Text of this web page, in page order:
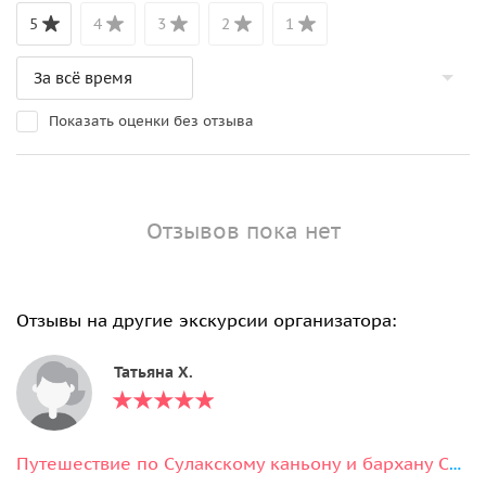
5 4 3 2 1
Показать оценки без отзыва
Отзывов пока нет
Отзывы на другие экскурсии организатора:
Татьяна Х.
Путешествие по Сулакскому каньону и бархану Сары-Кум